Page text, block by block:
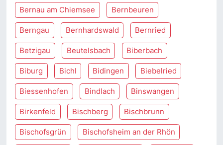
Bernau am Chiemsee Bernbeuren
Berngau Bernhardswald Bernried
Betzigau Beutelsbach Biberbach
Biburg Bichl Bidingen Biebelried
Biessenhofen Bindlach Binswangen
Birkenfeld Bischberg Bischbrunn
Bischofsgrün Bischofsheim an der Rhön